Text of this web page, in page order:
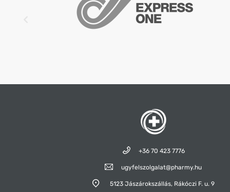
+36 70 423 7776
ugyfelszolgalat@pharmy.hu
5123 Jászárokszállás, Rákóczi F. u. 9